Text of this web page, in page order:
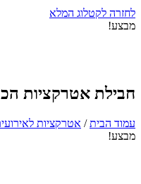
לחזרה לקטלוג המלא
מבצע!
חבילת אטרקציות
עמוד הבית/ אטרקציות
מבצע!